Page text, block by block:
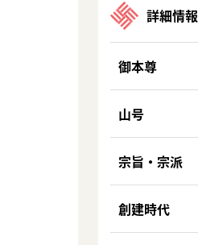
詳細情報
御本尊
山号
宗旨・宗派
創建時代